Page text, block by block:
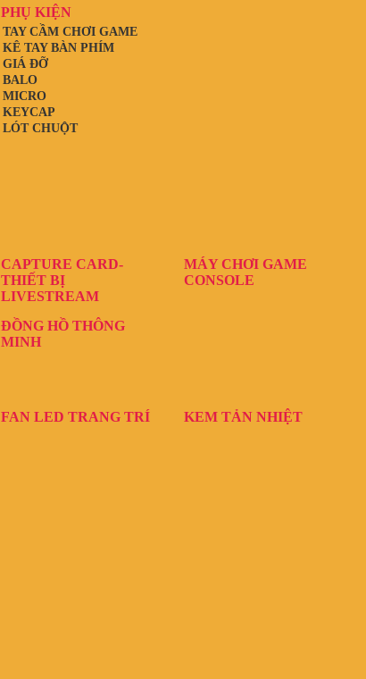
PHỤ KIỆN
LÓT CHUỘT
KEYCAP
MICRO
BALO
GIÁ ĐỠ
KÊ TAY BÀN PHÍM
TAY CẦM CHƠI GAME
CAPTURE CARD-
THIẾT BỊ
LIVESTREAM
MÁY CHƠI GAME
CONSOLE
ĐỒNG HỒ THÔNG
MINH
FAN LED TRANG TRÍ KEM TẢN NHIỆT